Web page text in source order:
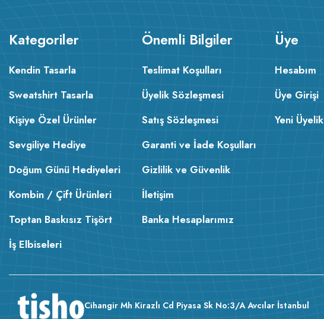
Kategoriler
Kendin Tasarla
Sweatshirt Tasarla
Kişiye Özel Ürünler
Sevgiliye Hediye
Doğum Günü Hediyeleri
Kombin / Çift Ürünleri
Toptan Baskısız Tişört
İş Elbiseleri
Önemli Bilgiler
Teslimat Koşulları
Üyelik Sözleşmesi
Satış Sözleşmesi
Garanti ve İade Koşulları
Gizlilik ve Güvenlik
İletişim
Banka Hesaplarımız
Üye
Hesabım
Üye Girişi
Yeni Üyelik
Cihangir Mh Kirazlı Cd Piyasa Sk No:3/A Avcılar İstanbul